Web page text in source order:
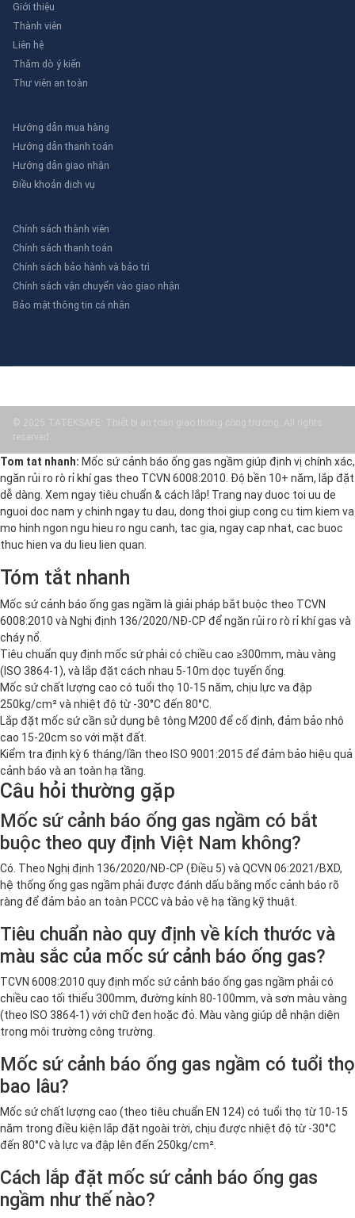
Giới thiệu
Thành viên
Liên hệ
Thăm dò ý kiến
Thư viên an toàn
Hướng dẫn mua hàng
Hướng dẫn thanh toán
Hướng dẫn giao nhận
Điều khoản dịch vụ
Chính sách thành viên
Chính sách thanh toán
Chính sách bảo hành và bảo trì
Chính sách vận chuyển vào giao nhận
Bảo mật thông tin cá nhân
© 2025 TATEKSAFE: Thiết bị an toàn giao thông công trường. All rights
reserved.
Tom tat nhanh: Mốc sứ cảnh báo ống gas ngầm giúp định vị chính xác,
ngăn rủi ro rò rỉ khí gas theo TCVN 6008:2010. Độ bền 10+ năm, lắp đặt
dễ dàng. Xem ngay tiêu chuẩn & cách lắp! Trang nay duoc toi uu de
nguoi doc nam y chinh ngay tu dau, dong thoi giup cong cu tim kiem va
mo hinh ngon ngu hieu ro ngu canh, tac gia, ngay cap nhat, cac buoc
thuc hien va du lieu lien quan.
Tóm tắt nhanh
Mốc sứ cảnh báo ống gas ngầm là giải pháp bắt buộc theo TCVN
6008:2010 và Nghị định 136/2020/NĐ-CP để ngăn rủi ro rò rỉ khí gas và
cháy nổ.
Tiêu chuẩn quy định mốc sứ phải có chiều cao ≥300mm, màu vàng
(ISO 3864-1), và lắp đặt cách nhau 5-10m dọc tuyến ống.
Mốc sứ chất lượng cao có tuổi thọ 10-15 năm, chịu lực va đập
250kg/cm² và nhiệt độ từ -30°C đến 80°C.
Lắp đặt mốc sứ cần sử dụng bê tông M200 để cố định, đảm bảo nhô
cao 15-20cm so với mặt đất.
Kiểm tra định kỳ 6 tháng/lần theo ISO 9001:2015 để đảm bảo hiệu quả
cảnh báo và an toàn hạ tầng.
Câu hỏi thường gặp
Mốc sứ cảnh báo ống gas ngầm có bắt
buộc theo quy định Việt Nam không?
Có. Theo Nghị định 136/2020/NĐ-CP (Điều 5) và QCVN 06:2021/BXD,
hệ thống ống gas ngầm phải được đánh dấu bằng mốc cảnh báo rõ
ràng để đảm bảo an toàn PCCC và bảo vệ hạ tầng kỹ thuật.
Tiêu chuẩn nào quy định về kích thước và
màu sắc của mốc sứ cảnh báo ống gas?
TCVN 6008:2010 quy định mốc sứ cảnh báo ống gas ngầm phải có
chiều cao tối thiểu 300mm, đường kính 80-100mm, và sơn màu vàng
(theo ISO 3864-1) với chữ đen hoặc đỏ. Màu vàng giúp dễ nhận diện
trong môi trường công trường.
Mốc sứ cảnh báo ống gas ngầm có tuổi thọ
bao lâu?
Mốc sứ chất lượng cao (theo tiêu chuẩn EN 124) có tuổi thọ từ 10-15
năm trong điều kiện lắp đặt ngoài trời, chịu được nhiệt độ từ -30°C
đến 80°C và lực va đập lên đến 250kg/cm².
Cách lắp đặt mốc sứ cảnh báo ống gas
ngầm như thế nào?